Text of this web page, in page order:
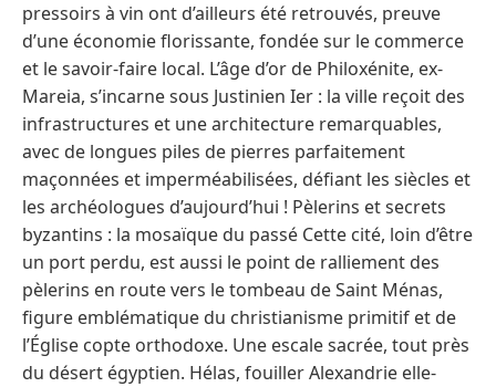
pressoirs à vin ont d’ailleurs été retrouvés, preuve
d’une économie florissante, fondée sur le commerce
et le savoir-faire local. L’âge d’or de Philoxénite, ex-
Mareia, s’incarne sous Justinien Ier : la ville reçoit des
infrastructures et une architecture remarquables,
avec de longues piles de pierres parfaitement
maçonnées et imperméabilisées, défiant les siècles et
les archéologues d’aujourd’hui ! Pèlerins et secrets
byzantins : la mosaïque du passé Cette cité, loin d’être
un port perdu, est aussi le point de ralliement des
pèlerins en route vers le tombeau de Saint Ménas,
figure emblématique du christianisme primitif et de
l’Église copte orthodoxe. Une escale sacrée, tout près
du désert égyptien. Hélas, fouiller Alexandrie elle-